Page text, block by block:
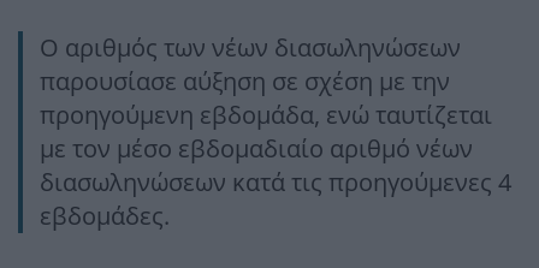
Ο αριθμός των νέων διασωληνώσεων
παρουσίασε αύξηση σε σχέση με την
προηγούμενη εβδομάδα, ενώ ταυτίζεται
με τον μέσο εβδομαδιαίο αριθμό νέων
διασωληνώσεων κατά τις προηγούμενες 4
εβδομάδες.